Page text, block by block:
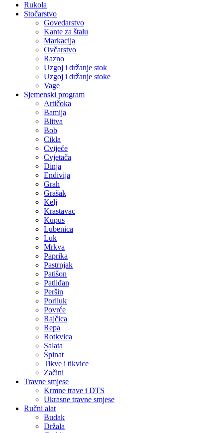
Rukola
Stočarstvo
Govedarstvo
Kante za štalu
Markacija
Ovčarstvo
Razno
Uzgoj i držanje stok
Uzgoj i držanje stoke
Vage
Sjemenski program
Artičoka
Bamija
Blitva
Bob
Cikla
Cvijeće
Cvjetača
Dinja
Endivija
Grah
Grašak
Kelj
Krastavac
Kupus
Lubenica
Luk
Mrkva
Paprika
Pastrnjak
Patišon
Patliđan
Peršin
Poriluk
Povrće
Rajčica
Repa
Rotkvica
Salata
Špinat
Tikve i tikvice
Začini
Travne smjese
Krmne trave i DTS
Ukrasne travne smjese
Ručni alat
Budak
Držala